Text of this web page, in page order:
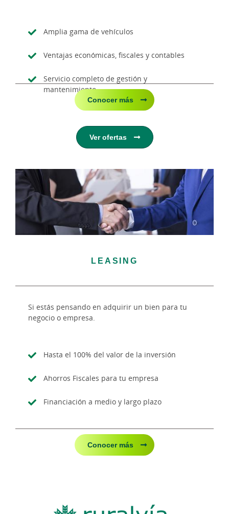
Amplia gama de vehículos
Ventajas económicas, fiscales y contables
Servicio completo de gestión y
mantenimiento
Conocer más
Ver ofertas
LEASING
Si estás pensando en adquirir un bien para tu
negocio o empresa.
Hasta el 100% del valor de la inversión
Ahorros Fiscales para tu empresa
Financiación a medio y largo plazo
Conocer más